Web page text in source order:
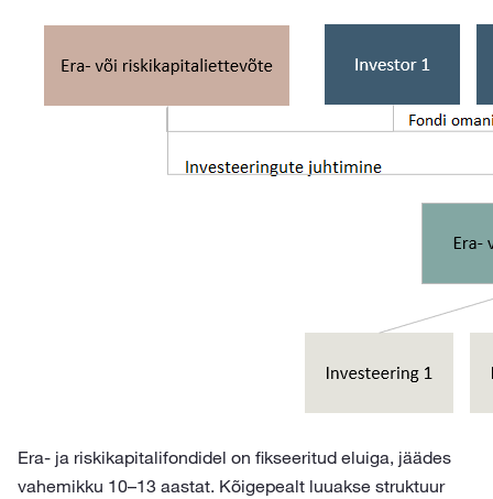
Era- ja riskikapitalifondidel on fikseeritud eluiga, jäädes
vahemikku 10–13 aastat. Kõigepealt luuakse struktuur